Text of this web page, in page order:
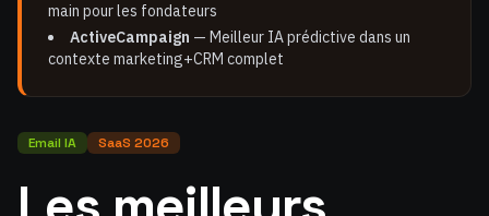
main pour les fondateurs
ActiveCampaign — Meilleur IA prédictive dans un
contexte marketing+CRM complet
Email IA SaaS 2026